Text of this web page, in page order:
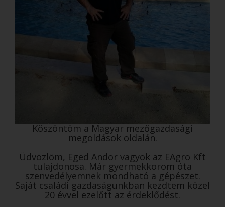
Köszöntöm a Magyar mezőgazdasági
megoldások oldalán.
Üdvözlöm, Eged Andor vagyok az EAgro Kft
tulajdonosa. Már gyermekkorom óta
szenvedélyemnek mondható a gépészet.
Saját családi gazdaságunkban kezdtem közel
20 évvel ezelőtt az érdeklődést.